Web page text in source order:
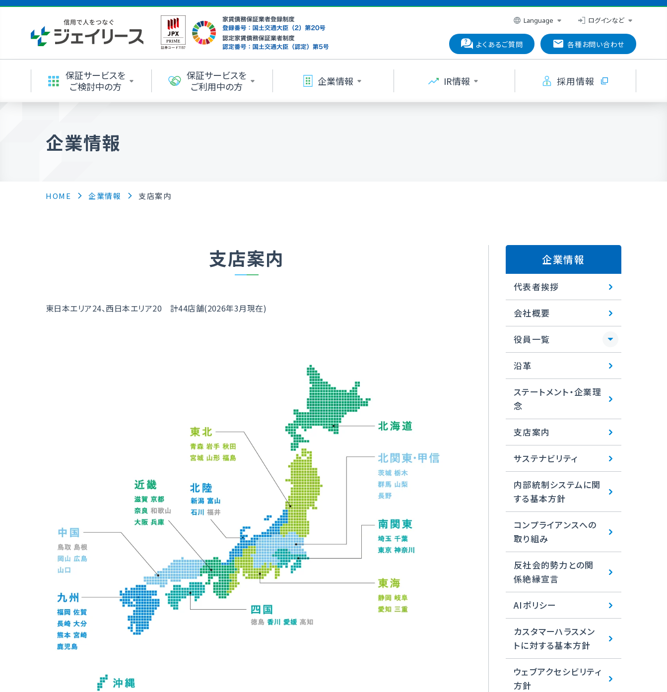
Language ログインなど
よくあるご質問 各種お問い合わせ
保証サービスを
ご検討中の方
保証サービスを
ご利用中の方
企業情報 IR情報 採用情報
企業情報
HOME 企業情報 支店案内
支店案内
東日本エリア24、西日本エリア20 計44店舗(2026年3月現在)
企業情報
代表者挨拶
会社概要
役員一覧
沿革
ステートメント・企業理
念
支店案内
サステナビリティ
内部統制システムに関
する基本方針
コンプライアンスへの
取り組み
反社会的勢力との関
係絶縁宣言
AIポリシー
カスタマーハラスメン
トに対する基本方針
ウェブアクセシビリティ
方針